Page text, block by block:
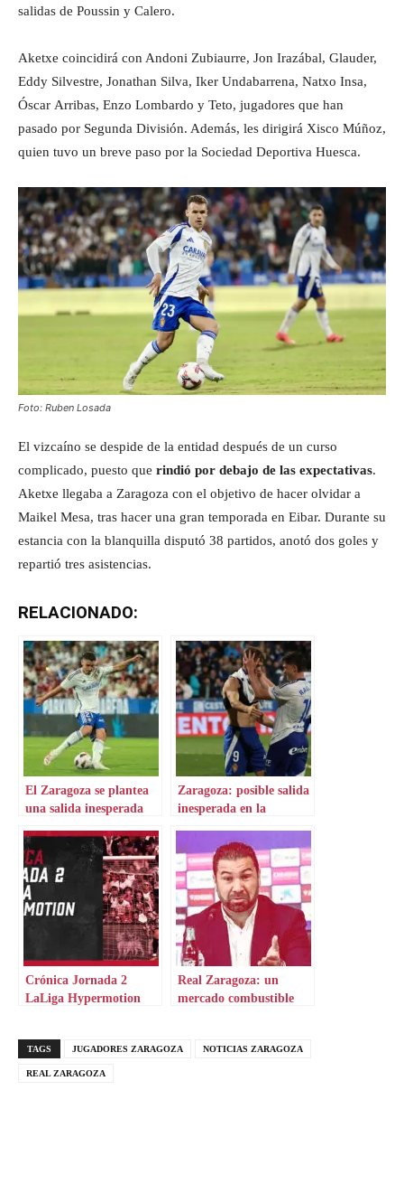
salidas de Poussin y Calero.
Aketxe coincidirá con Andoni Zubiaurre, Jon Irazábal, Glauder,
Eddy Silvestre, Jonathan Silva, Iker Undabarrena, Natxo Insa,
Óscar Arribas, Enzo Lombardo y Teto, jugadores que han
pasado por Segunda División. Además, les dirigirá Xisco Múñoz,
quien tuvo un breve paso por la Sociedad Deportiva Huesca.
Foto: Ruben Losada
El vizcaíno se despide de la entidad después de un curso
complicado, puesto que rindió por debajo de las expectativas.
Aketxe llegaba a Zaragoza con el objetivo de hacer olvidar a
Maikel Mesa, tras hacer una gran temporada en Eibar. Durante su
estancia con la blanquilla disputó 38 partidos, anotó dos goles y
repartió tres asistencias.
RELACIONADO:
El Zaragoza se plantea
una salida inesperada
Zaragoza: posible salida
inesperada en la
Crónica Jornada 2
LaLiga Hypermotion
Real Zaragoza: un
mercado combustible
TAGS JUGADORES ZARAGOZA NOTICIAS ZARAGOZA
REAL ZARAGOZA